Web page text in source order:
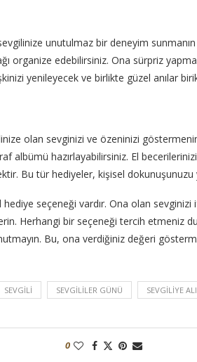
unutulmaz bir deneyim sunmanın
organize edebilirsiniz. Ona sürpriz
yenileyecek ve birlikte güzel anılar
olan sevginizi ve özeninizi
albümü hazırlayabilirsiniz. El
Bu tür hediyeler, kişisel dokunuşunuzu
seçeneği vardır. Ona olan
Herhangi bir seçeneği tercih etmeniz
Bu, ona verdiğiniz değeri
SEVGILI SEVGILILER GÜNÜ SEVGILIYE
0